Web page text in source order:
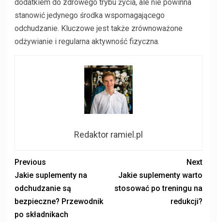
dodatkiem do zdrowego trybu życia, ale nie powinna
stanowić jedynego środka wspomagającego
odchudzanie. Kluczowe jest także zrównoważone
odżywianie i regularna aktywność fizyczna.
Redaktor ramiel.pl
Previous
Jakie suplementy na
odchudzanie są
bezpieczne? Przewodnik
po składnikach
Next
Jakie suplementy warto
stosować po treningu na
redukcji?